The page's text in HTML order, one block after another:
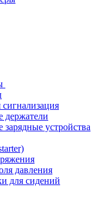
держатели
устройства
давления
для сидений